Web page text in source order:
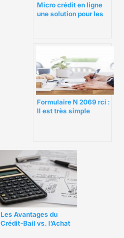
Micro crédit en ligne
une solution pour les
Formulaire N 2069 rci :
Il est très simple
Les Avantages du
Crédit-Bail vs. l’Achat